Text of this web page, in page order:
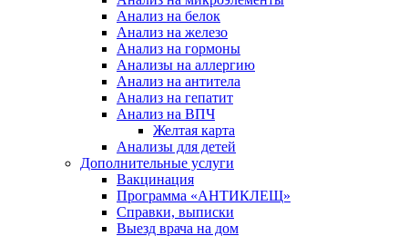
Анализ на белок
Анализ на железо
Анализ на гормоны
Анализы на аллергию
Анализ на антитела
Анализ на гепатит
Анализ на ВПЧ
Желтая карта
Анализы для детей
Дополнительные услуги
Вакцинация
Программа «АНТИКЛЕЩ»
Справки, выписки
Выезд врача на дом